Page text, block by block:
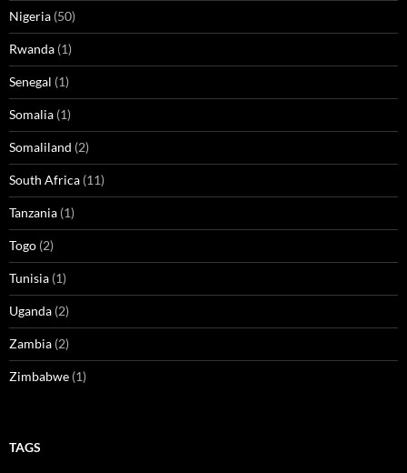
Nigeria (50)
Rwanda (1)
Senegal (1)
Somalia (1)
Somaliland (2)
South Africa (11)
Tanzania (1)
Togo (2)
Tunisia (1)
Uganda (2)
Zambia (2)
Zimbabwe (1)
TAGS